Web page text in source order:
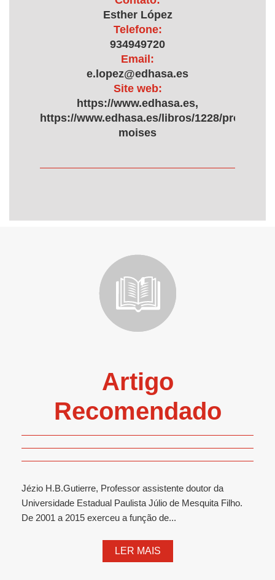
Esther López
Telefone:
934949720
Email:
e.lopez@edhasa.es
Site web:
https://www.edhasa.es,
https://www.edhasa.es/libros/1228/proyecto-
moises
Artigo
Recomendado
Jézio H.B.Gutierre, Professor assistente doutor da
Universidade Estadual Paulista Júlio de Mesquita Filho.
De 2001 a 2015 exerceu a função de...
LER MAIS